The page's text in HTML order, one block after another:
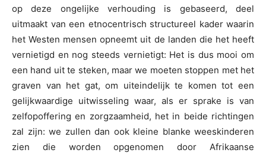
op deze ongelijke verhouding is gebaseerd, deel
uitmaakt van een etnocentrisch structureel kader waarin
het Westen mensen opneemt uit de landen die het heeft
vernietigd en nog steeds vernietigt: Het is dus mooi om
een hand uit te steken, maar we moeten stoppen met het
graven van het gat, om uiteindelijk te komen tot een
gelijkwaardige uitwisseling waar, als er sprake is van
zelfopoffering en zorgzaamheid, het in beide richtingen
zal zijn: we zullen dan ook kleine blanke weeskinderen
zien die worden opgenomen door Afrikaanse